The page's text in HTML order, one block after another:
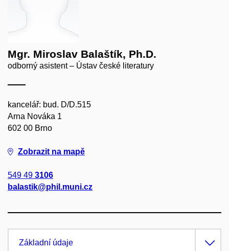
Mgr. Miroslav Balaštík, Ph.D.
odborný asistent – Ústav české literatury
kancelář: bud. D/D.515
Arna Nováka 1
602 00 Brno
Zobrazit na mapě
549 49 3106
balastik@phil.muni.cz
Základní údaje